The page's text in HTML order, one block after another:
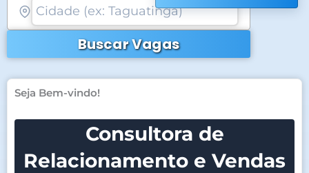
Buscar Vagas
Seja Bem-vindo!
Consultora de
Relacionamento e Vendas